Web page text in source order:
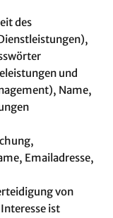
des
und
Name,
Emailadresse,
von
ist